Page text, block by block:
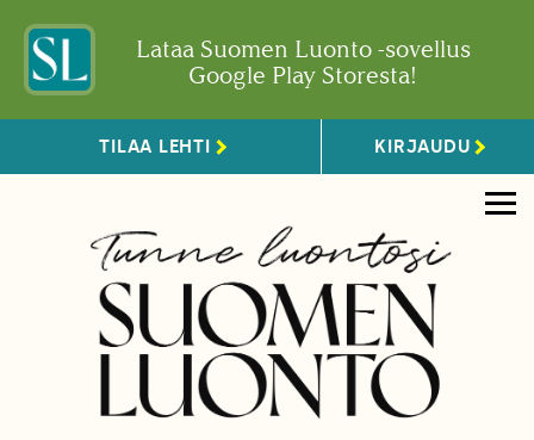
Lataa Suomen Luonto -sovellus
Google Play Storesta!
TILAA LEHTI KIRJAUDU